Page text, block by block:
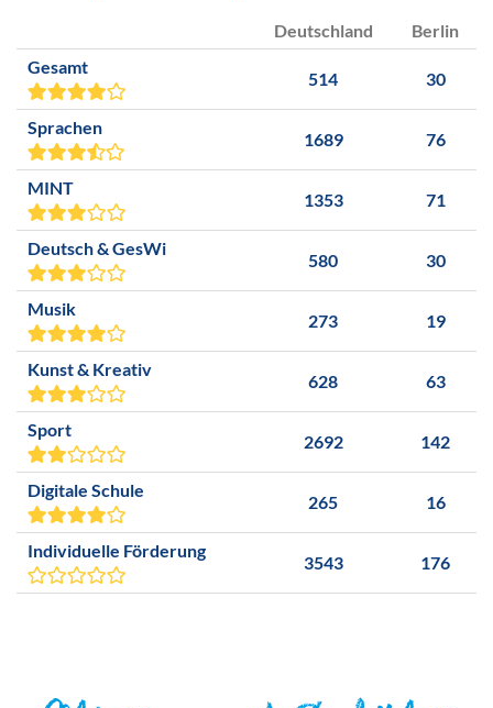
Deutschland
Berlin
Gesamt
514 30
Sprachen
1689 76
MINT
1353 71
Deutsch & GesWi
580 30
Musik
273 19
Kunst & Kreativ
628 63
Sport
2692 142
Digitale Schule
265 16
Individuelle Förderung
3543 176